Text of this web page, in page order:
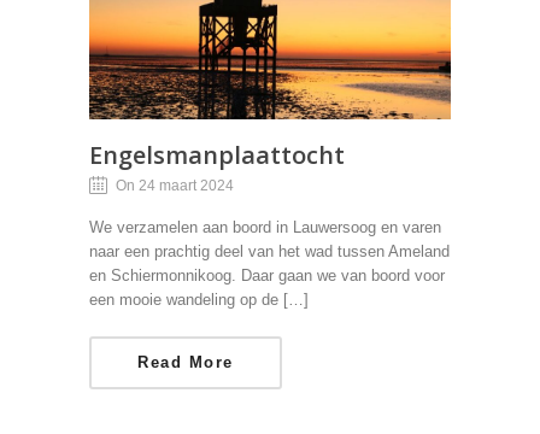
Engelsmanplaattocht
On 24 maart 2024
We verzamelen aan boord in Lauwersoog en varen
naar een prachtig deel van het wad tussen Ameland
en Schiermonnikoog. Daar gaan we van boord voor
een mooie wandeling op de […]
Read More